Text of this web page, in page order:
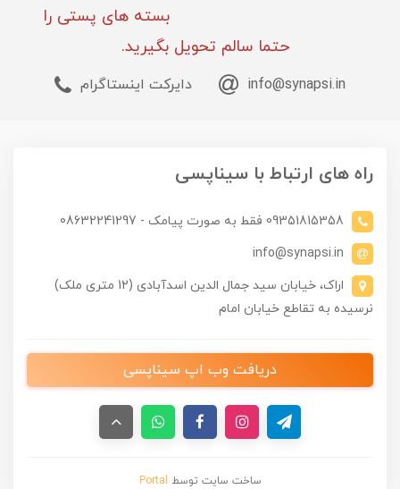
بسته های پستی را
حتما سالم تحویل بگیرید.
info@synapsi.in دایرکت اینستاگرام
راه های ارتباط با سیناپسی
09351815358 فقط به صورت پیامک - 08632241297
info@synapsi.in
اراک، خیابان سید جمال الدین اسدآبادی (12 متری ملک)
نرسیده به تقاطع خیابان امام
دریافت وب اپ سیناپسی
ساخت سایت توسط Portal